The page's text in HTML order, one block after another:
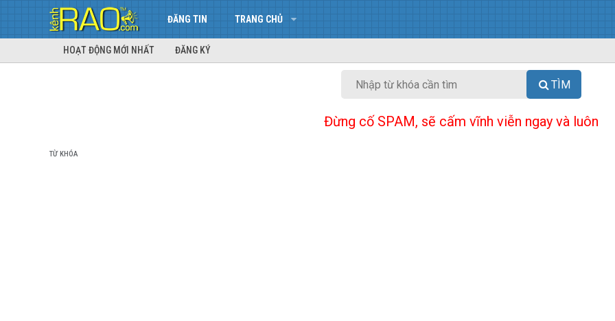
ĐĂNG TIN TRANG CHỦ
HOẠT ĐỘNG MỚI NHẤT ĐĂNG KÝ
TÌM
Đừng cố SPAM, sẽ cấm vĩnh viễn ngay và luôn
TỪ KHÓA